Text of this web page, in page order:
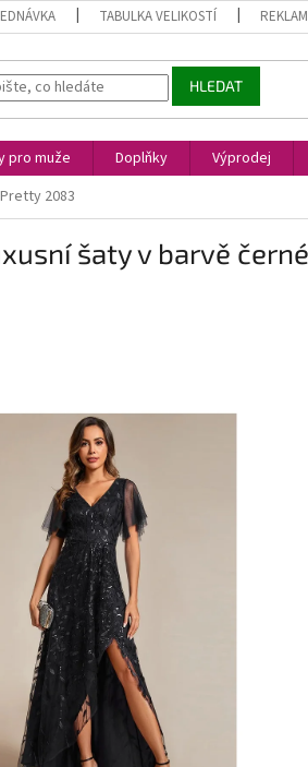
TABULKA VELIKOSTÍ
HLEDAT
pro muže Doplňky Výprodej
2083
šaty v barvě